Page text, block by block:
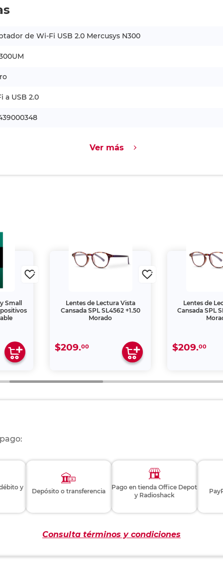
de Wi-Fi USB 2.0 Mercusys N300
a USB 2.0
Ver más
Small
Lentes de Lectura Vista
Cansada SPL SL4562 +1.50
Morado
$209.00
Lentes de
Cansada SPL
$209.00
y
Depósito o transferencia
Pago en tienda Office Depot
y Radioshack
Consulta términos y condiciones